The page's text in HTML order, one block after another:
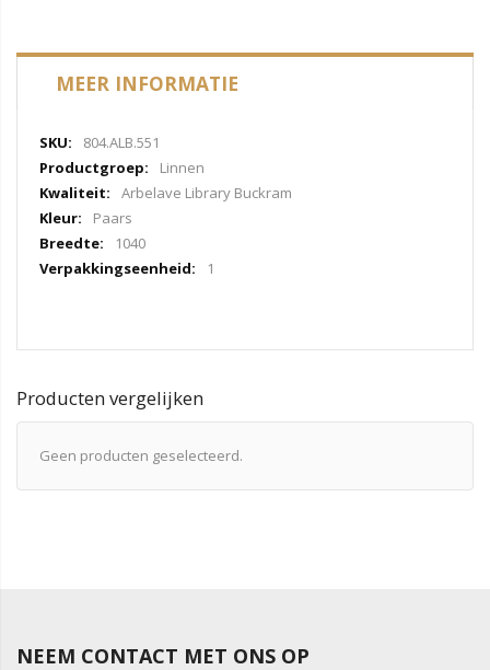
MEER INFORMATIE
Meer
informatie
804.ALB.551
Linnen
Arbelave Library Buckram
Paars
1040
1
Producten vergelijken
Geen producten geselecteerd.
NEEM CONTACT MET ONS OP